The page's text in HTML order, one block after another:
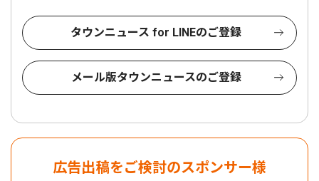
タウンニュース for LINEのご登録
メール版タウンニュースのご登録
広告出稿をご検討のスポンサー様